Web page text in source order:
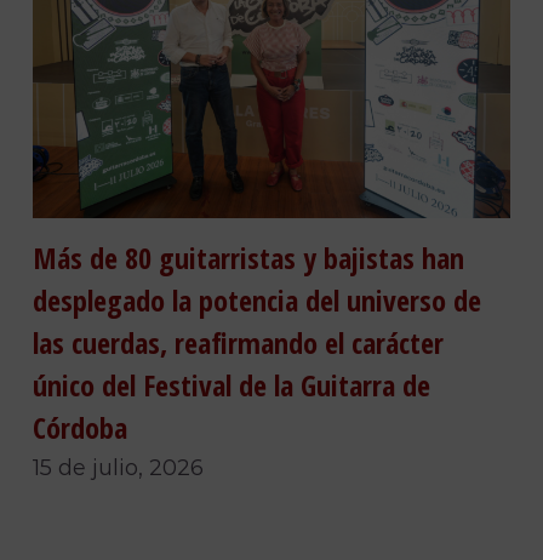
Más de 80 guitarristas y bajistas han
desplegado la potencia del universo de
las cuerdas, reafirmando el carácter
único del Festival de la Guitarra de
Córdoba
15 de julio, 2026